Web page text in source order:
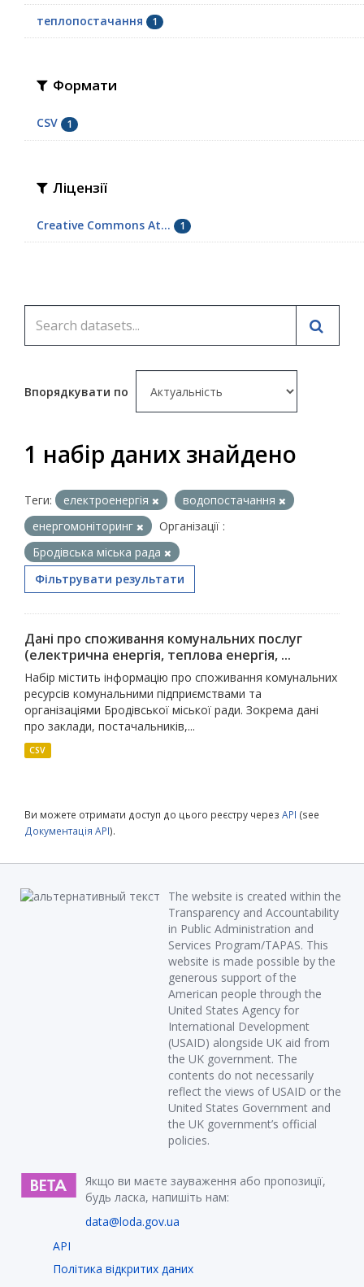
теплопостачання 1
Формати
CSV 1
Ліцензії
Creative Commons At... 1
Впорядкувати по
1 набір даних знайдено
Теги: електроенергія
водопостачання
енергомоніторинг
Організації :
Бродівська міська рада
Фільтрувати результати
Дані про споживання комунальних послуг
(електрична енергія, теплова енергія, ...
Набір містить інформацію про споживання комунальних
ресурсів комунальними підприємствами та
організаціями Бродівської міської ради. Зокрема дані
про заклади, постачальників,...
CSV
Ви можете отримати доступ до цього реєстру через API (see
Документація API).
The website is created within the
Transparency and Accountability
in Public Administration and
Services Program/TAPAS. This
website is made possible by the
generous support of the
American people through the
United States Agency for
International Development
(USAID) alongside UK aid from
the UK government. The
contents do not necessarily
reflect the views of USAID or the
United States Government and
the UK government’s official
policies.
Якщо ви маєте зауваження або пропозиції,
будь ласка, напишіть нам:
data@loda.gov.ua
API
Політика відкритих даних